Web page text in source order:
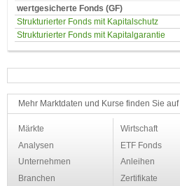
wertgesicherte Fonds (GF)
Strukturierter Fonds mit Kapitalschutz
Strukturierter Fonds mit Kapitalgarantie
Mehr Marktdaten und Kurse finden Sie auf
Märkte
Analysen
Unternehmen
Branchen
Wirtschaft
ETF Fonds
Anleihen
Zertifikate